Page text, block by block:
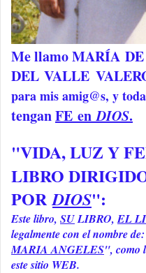
Me llamoMARÍA
DEL VALLE
para mis amig@s, y
tenganFE en DIOS.
"VIDA, LUZ Y
LIBRO
PORDIOS":
Este libro, SULIBRO,EL
legalmente con el nombre
MARIA ANGELES", como
este sitio WEB.